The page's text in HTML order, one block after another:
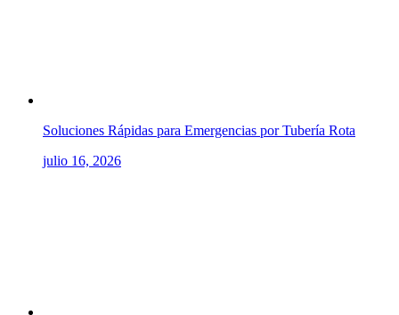
Soluciones Rápidas para Emergencias por Tubería Rota
julio 16, 2026